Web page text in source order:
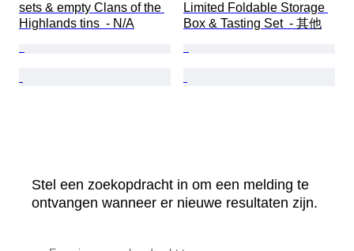
sets & empty Clans of the
Highlands tins  - N/A
Limited Foldable Storage
Box & Tasting Set  - 其他
Stel een zoekopdracht in om een melding te
ontvangen wanneer er nieuwe resultaten zijn.